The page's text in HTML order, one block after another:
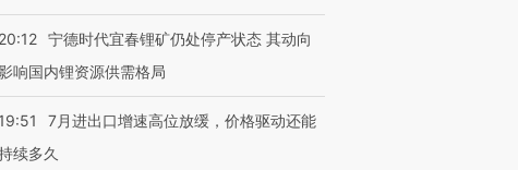
20:12 宁德时代宜春锂矿仍处停产状态 其动向
响国内锂资源供需格局
19:51
7月进出口增速高位放缓，价格驱动还能
续多久